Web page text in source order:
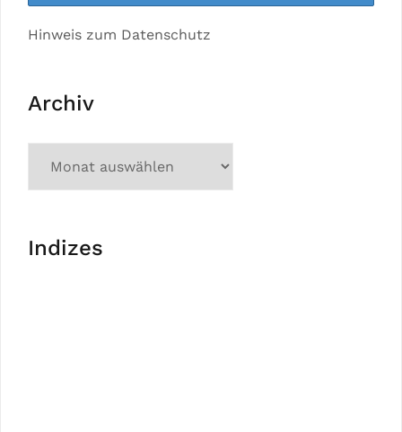
Hinweis zum Datenschutz
Archiv
Indizes